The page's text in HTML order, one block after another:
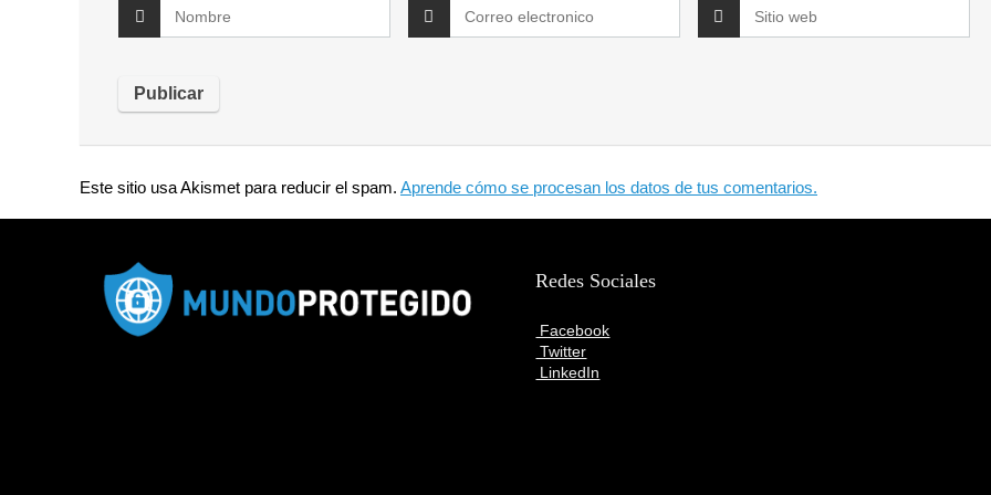
Este sitio usa Akismet para reducir el spam. Aprende cómo se procesan los datos de tus comentarios.
Redes Sociales
Facebook
Twitter
LinkedIn